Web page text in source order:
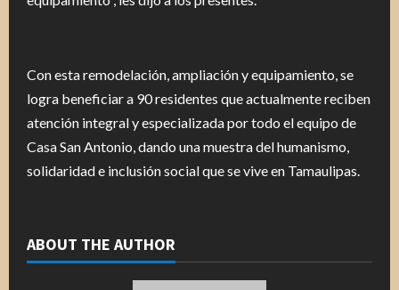
Con esta remodelación, ampliación y equipamiento, se
logra beneficiar a 90 residentes que actualmente reciben
atención integral y especializada por todo el equipo de
Casa San Antonio, dando una muestra del humanismo,
solidaridad e inclusión social que se vive en Tamaulipas.
ABOUT THE AUTHOR